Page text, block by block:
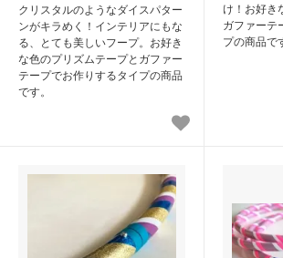
クリスタルのようなダイスパター
ンがキラめく！インテリアにもな
る、とても美しいフープ。お好き
な色のプリズムテープとガファー
テープでお作りするタイプの商品
です。
け！お好き
ガファーテ
プの商品で